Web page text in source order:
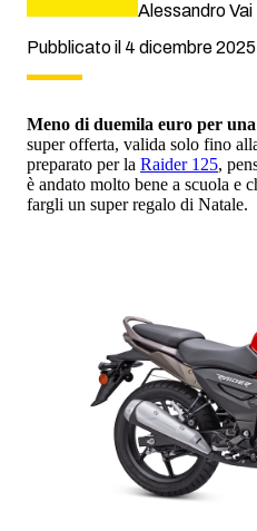
Alessandro Vai
Pubblicato il 4 dicembre
Meno di duemila euro per
super offerta, valida solo fino
preparato per la Raider 125,
è andato molto bene a scuola e
fargli un super regalo di Natale.